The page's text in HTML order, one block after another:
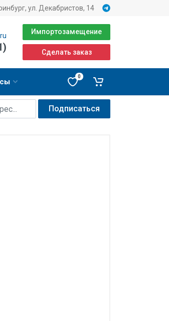
ул. Декабристов, 14
Импортозамещение
Сделать заказ
0
Подписаться